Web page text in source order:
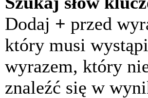
Dodaj + przed
który musi
wyrazem, który
znaleźć się w